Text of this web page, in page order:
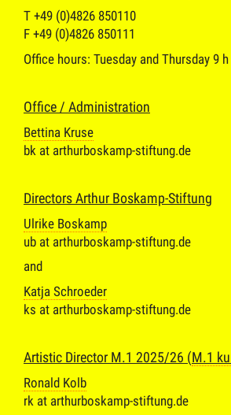
T +49 (0)4826 850110
F +49 (0)4826 850111
Office hours: Tuesday and Thursday 9 h
Office / Administration
Bettina Kruse
bk at arthurboskamp-stiftung.de
Directors Arthur Boskamp-Stiftung
Ulrike Boskamp
ub at arthurboskamp-stiftung.de
and
Katja Schroeder
ks at arthurboskamp-stiftung.de
Artistic Director M.1 2025/26 (M.1
Ronald Kolb
rk at arthurboskamp-stiftung.de